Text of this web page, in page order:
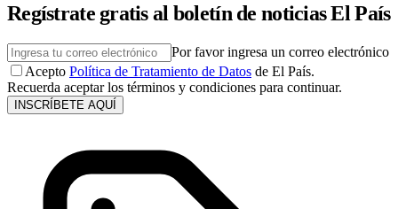
Regístrate gratis al boletín de noticias El País
Por favor ingresa un correo electrónico
Acepto Política de Tratamiento de Datos de El País.
Recuerda aceptar los términos y condiciones para continuar.
INSCRÍBETE AQUÍ